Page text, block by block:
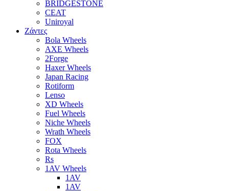
BRIDGESTONE
CEAT
Uniroyal
Ζάντες
Bola Wheels
AXE Wheels
2Forge
Haxer Wheels
Japan Racing
Rotiform
Lenso
XD Wheels
Fuel Wheels
Niche Wheels
Wrath Wheels
FOX
Rota Wheels
Rs
1AV Wheels
1AV
1AV